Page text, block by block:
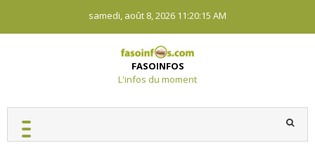
content
samedi, août 8, 2026 11:20:16 AM
FASOINFOS
L'infos du moment